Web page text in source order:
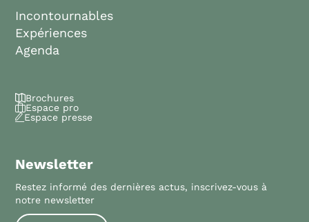
Incontournables
Expériences
Agenda
Brochures
Espace pro
Espace presse
Newsletter
Restez informé des dernières actus, inscrivez-vous à
notre newsletter